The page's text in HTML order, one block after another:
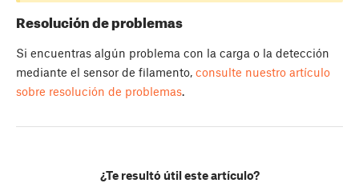
Resolución de problemas
Si encuentras algún problema con la carga o la detección
mediante el sensor de filamento, consulte nuestro artículo
sobre resolución de problemas.
¿Te resultó útil este artículo?